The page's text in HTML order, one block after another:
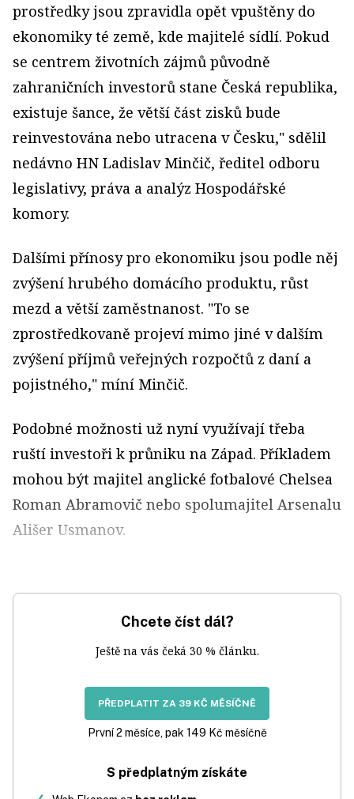
prostředky jsou zpravidla opět vpuštěny do
ekonomiky té země, kde majitelé sídlí. Pokud
se centrem životních zájmů původně
zahraničních investorů stane Česká republika,
existuje šance, že větší část zisků bude
reinvestována nebo utracena v Česku," sdělil
nedávno HN Ladislav Minčič, ředitel odboru
legislativy, práva a analýz Hospodářské
komory.
Dalšími přínosy pro ekonomiku jsou podle něj
zvýšení hrubého domácího produktu, růst
mezd a větší zaměstnanost. "To se
zprostředkovaně projeví mimo jiné v dalším
zvýšení příjmů veřejných rozpočtů z daní a
pojistného," míní Minčič.
Podobné možnosti už nyní využívají třeba
ruští investoři k průniku na Západ. Příkladem
mohou být majitel anglické fotbalové Chelsea
Roman Abramovič nebo spolumajitel Arsenalu
Ališer Usmanov.
Chcete číst dál?
Ještě na vás čeká 30 % článku.
PŘEDPLATIT ZA 39 KČ MĚSÍČNĚ
První 2 měsíce, pak 149 Kč měsíčně
S předplatným získáte